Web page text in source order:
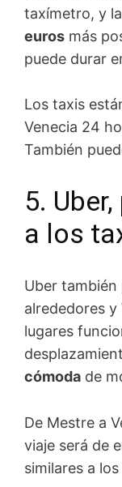
taxímetro, y
euros más
puede durar
Los taxis
Venecia 24
También
5.
a los
Uber también
alrededores
lugares
cómoda de
De Mestre a
viaje será de
similares a